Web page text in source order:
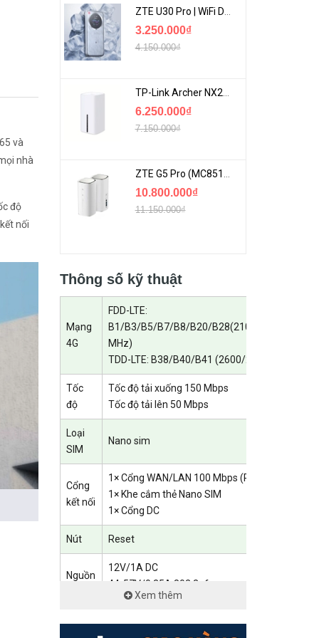
và
nhà
độ
nối
ZTE U30 Pro | WiFi Di Động 5G Tốc Độ Lên Đến 500Mbps, Màn Hình Cảm Ứng
3.250.000₫
4.150.000₫
TP-Link Archer NX200 | Bộ Phát WiFi Dùng Sim 5G Tốc Độ Cao Mới FullBox
6.250.000₫
7.150.000₫
ZTE G5 Pro (MC8512) | Router 5G WiFi7 Be7200 Hỗ Trợ Băng Tần 6Ghz Cực Mạnh
10.800.000₫
11.150.000₫
Thông số kỹ thuật
Mạng
4G
FDD-LTE:
B1/B3/B5/B7/B8/B20/B28(2100/1800/850/
MHz)
TDD-LTE: B38/B40/B41 (2600/2300/2500
Tốc
độ
Tốc độ tải xuống 150 Mbps
Tốc độ tải lên 50 Mbps
Loại
SIM
Nano sim
Cổng
kết nối
1× Cổng WAN/LAN 100 Mbps (PoE In)
1× Khe cắm thẻ Nano SIM
1× Cổng DC
Nút Reset
Nguồn
12V/1A DC
44-57V/0.35A 802.3af
Xem thêm